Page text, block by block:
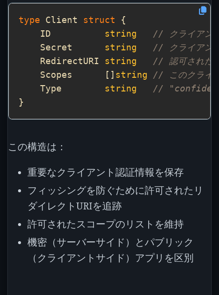
type Client struct
    ID
string
// クライアン
    Secret
string
// クライアン
    RedirectURI
string
// 認可された
    Scopes      []
string
// このクライ
    Type
string
//
この構造は：
重要なクライアント認証情報を保存
フィッシングを防ぐために許可されたリ
ダイレクトURIを追跡
許可されたスコープのリストを維持
機密（サーバーサイド）とパブリック
（クライアントサイド）アプリを区別